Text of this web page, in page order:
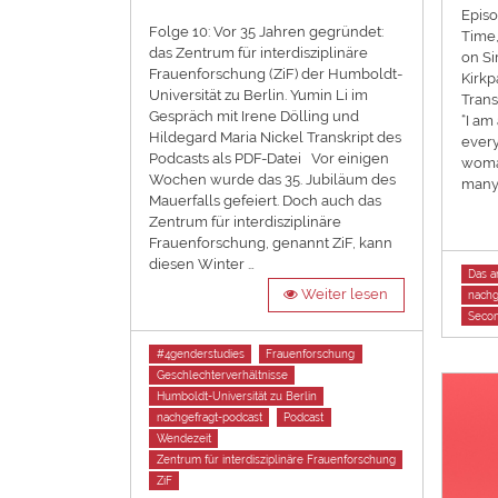
Folge 10: Vor 35 Jahren gegründet:
das Zentrum für interdisziplinäre
Frauenforschung (ZiF) der Humboldt-
Universität zu Berlin. Yumin Li im
Gespräch mit Irene Dölling und
Hildegard Maria Nickel Transkript des
Podcasts als PDF-Datei Vor einigen
Wochen wurde das 35. Jubiläum des
Mauerfalls gefeiert. Doch auch das
Zentrum für interdisziplinäre
Frauenforschung, genannt ZiF, kann
diesen Winter …
Weiter lesen
Tags
#4genderstudies
Frauenforschung
Geschlechterverhältnisse
Humboldt-Universität zu Berlin
nachgefragt-podcast
Podcast
Wendezeit
Zentrum für interdisziplinäre Frauenforschung
ZiF
on
“I
Tags
Das